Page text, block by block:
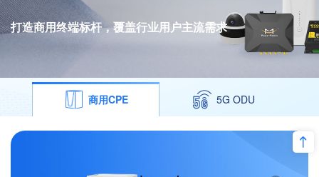
打造商用终端标杆，覆盖行业用户主流需求
商用CPE 5G ODU